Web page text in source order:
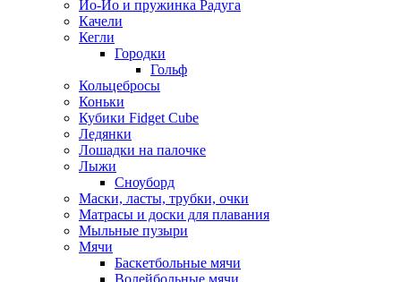
Йо-Йо и пружинка Радуга
Качели
Кегли
Городки
Гольф
Кольцебросы
Коньки
Кубики Fidget Cube
Ледянки
Лошадки на палочке
Лыжи
Сноуборд
Маски, ласты, трубки, очки
Матрасы и доски для плавания
Мыльные пузыри
Мячи
Баскетбольные мячи
Волейбольные мячи